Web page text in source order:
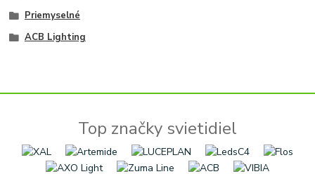
Priemyselné
ACB Lighting
Top značky svietidiel